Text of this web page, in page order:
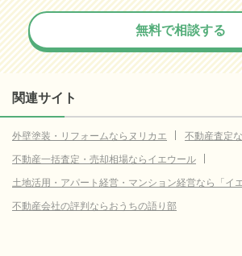
大阪市西成区
八尾市
大阪市都島区(参考値)
大阪市此花区
大阪市西区(参考値)
大阪市大正区 (参考値)
大阪市天王寺区(参考値)
無料で相談する
関連サイト
外壁塗装・リフォームならヌリカエ
不動産査定
不動産一括査定・売却相場ならイエウール
土地活用・アパート経営・マンション経営なら「イ
不動産会社の評判ならおうちの語り部